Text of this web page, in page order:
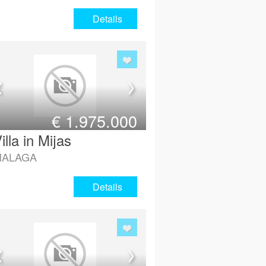
Details
€ 1.975.000
in Mijas
Details